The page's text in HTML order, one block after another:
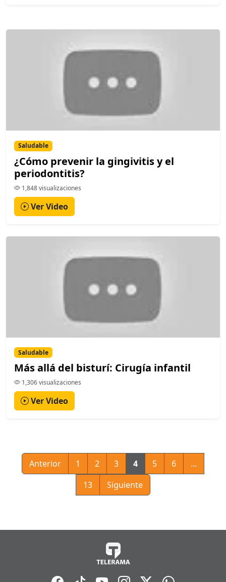
Saludable
¿Cómo prevenir la gingivitis y el
periodontitis?
1,848 visualizaciones
Ver Video
Saludable
Más allá del bisturí: Cirugía infantil
1,306 visualizaciones
Ver Video
Anterior 1 2 3 4 5 6
...
13
Siguiente